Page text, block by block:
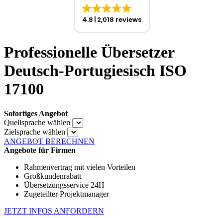
4.8 2,018 reviews
Professionelle Übersetzer
Deutsch-Portugiesisch ISO
17100
Sofortiges Angebot
Quellsprache wählen
Zielsprache wählen
ANGEBOT BERECHNEN
Angebote für Firmen
Rahmenvertrag mit vielen Vorteilen
Großkundenrabatt
Übersetzungsservice 24H
Zugeteilter Projektmanager
JETZT INFOS ANFORDERN